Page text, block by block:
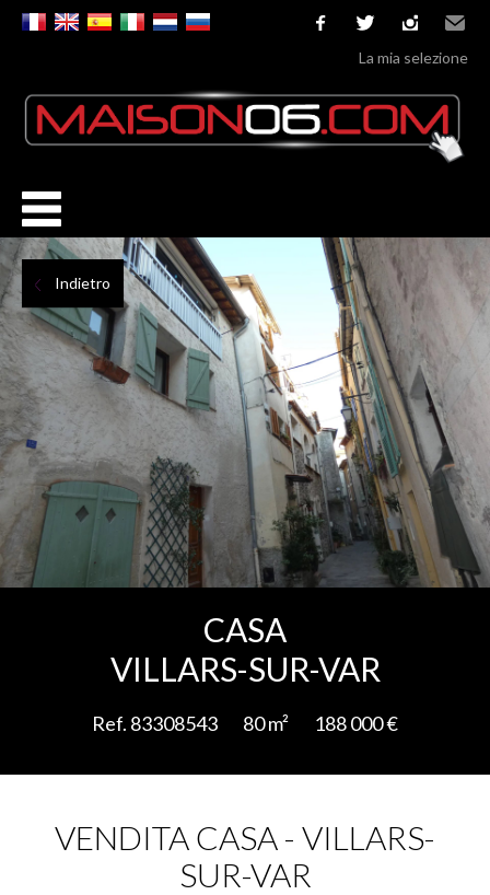
facebooktwitterinstagram
Email
La mia selezione
Indietro
CASA
VILLARS-SUR-VAR
Ref. 83308543 80 m² 188 000 €
VENDITA CASA - VILLARS-
SUR-VAR